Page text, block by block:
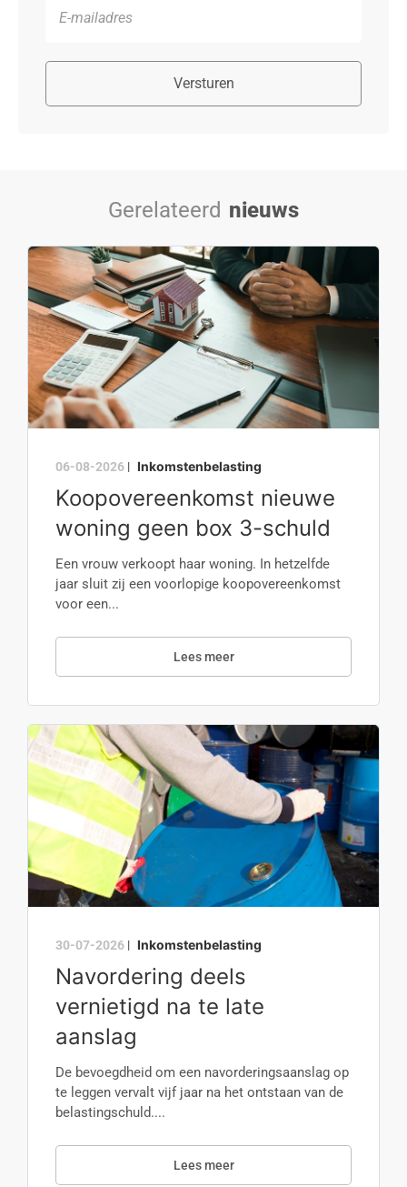
Versturen
Gerelateerd nieuws
06-08-2026 | Inkomstenbelasting
Koopovereenkomst nieuwe
woning geen box 3-schuld
Een vrouw verkoopt haar woning. In hetzelfde
jaar sluit zij een voorlopige koopovereenkomst
voor een...
Lees meer
30-07-2026 | Inkomstenbelasting
Navordering deels
vernietigd na te late
aanslag
De bevoegdheid om een navorderingsaanslag op
te leggen vervalt vijf jaar na het ontstaan van de
belastingschuld....
Lees meer